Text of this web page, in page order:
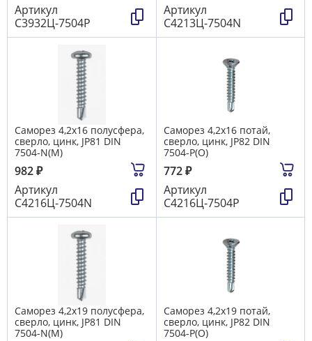
Артикул
С3932Ц-7504Р
Артикул
С4213Ц-7504N
Саморез 4,2х16 полусфера,
сверло, цинк, JP81 DIN
7504-N(М)
982₽
Артикул
С4216Ц-7504N
Саморез 4,2х16 потай,
сверло, цинк, JP82 DIN
7504-P(О)
772₽
Артикул
С4216Ц-7504Р
Саморез 4,2х19 полусфера,
сверло, цинк, JP81 DIN
7504-N(М)
Саморез 4,2х19 потай,
сверло, цинк, JP82 DIN
7504-P(О)